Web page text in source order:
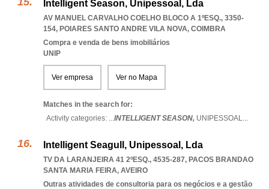
Intelligent Season, Unipessoal, Lda
AV MANUEL CARVALHO COELHO BLOCO A 1ºESQ., 3350-
154, POIARES SANTO ANDRE VILA NOVA, COIMBRA
Compra e venda de bens imobiliários
UNIP
Ver empresa Ver no Mapa
Matches in the search for:
Activity categories: ...INTELLIGENT SEASON, UNIPESSOAL...
Intelligent Seagull, Unipessoal, Lda
TV DA LARANJEIRA 41 2ºESQ., 4535-287, PACOS BRANDAO
SANTA MARIA FEIRA, AVEIRO
Outras atividades de consultoria para os negócios e a gestão